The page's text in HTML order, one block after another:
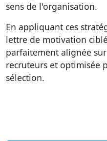
sens de l'organisation.
En appliquant ces
lettre de motivation
parfaitement alignée
recruteurs et optimisée
sélection.